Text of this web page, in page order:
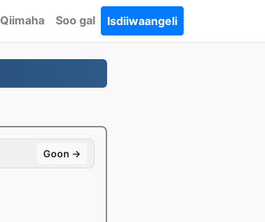
Qiimaha Soo gal Isdiiwaangeli
Goon →